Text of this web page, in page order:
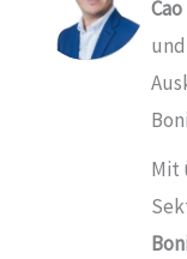
Mit